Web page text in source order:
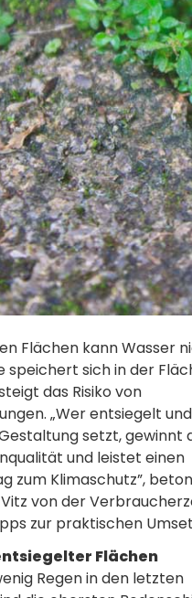
Flächen kann Wasser
speichert sich in der
das Risiko von
„Wer entsiegelt
setzt, gewinnt
und leistet einen
zum Klimaschutz”,
von der
zur praktischen
Flächen
Regen in den letzten